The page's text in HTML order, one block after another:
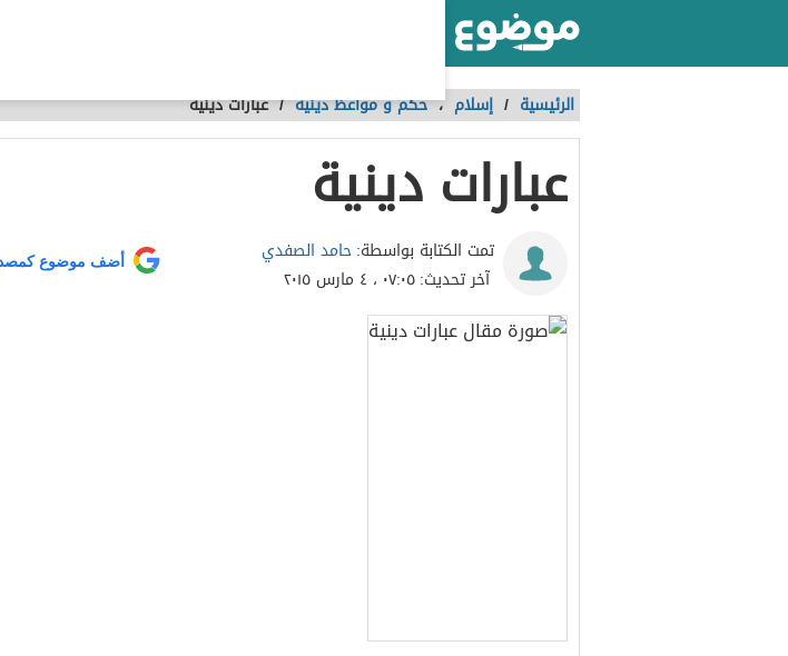
الرئيسية / إسلام ،حكم و مواعظ دينية /عبارات دينية
عبارات دينية
تمت الكتابة بواسطة:حامد الصفدي
آخر تحديث:٠٧:٠٥ ، ٤ مارس ٢٠١٥
أضف موضوع